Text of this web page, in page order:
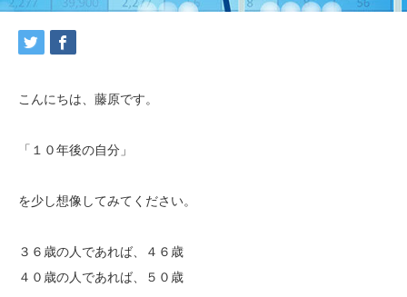
こんにちは、藤原です。
「１０年後の自分」
を少し想像してみてください。
３６歳の人であれば、４６歳
４０歳の人であれば、５０歳